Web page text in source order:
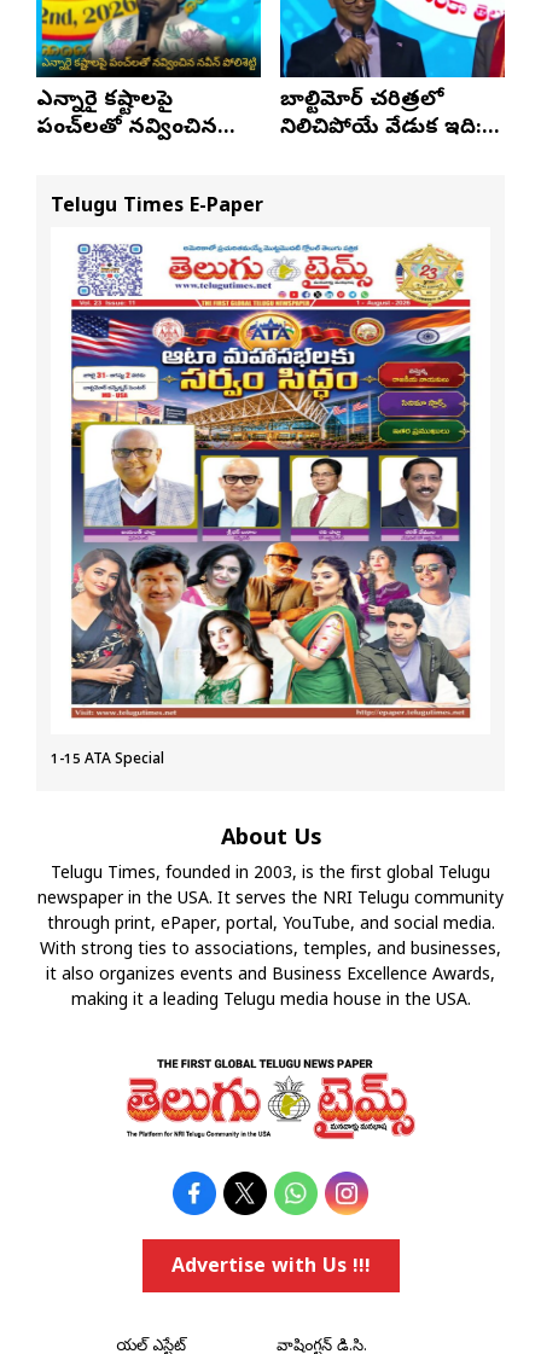
ఎన్నారై కష్టాలపై
పంచ్‌లతో నవ్వించిన
బాల్టిమోర్ చరిత్రలో
నిలిచిపోయే వేడుక ఇది:
Telugu Times E-Paper
1-15 ATA Special
About Us
Telugu Times, founded in 2003, is the first global Telugu
newspaper in the USA. It serves the NRI Telugu community
through print, ePaper, portal, YouTube, and social media.
With strong ties to associations, temples, and businesses,
it also organizes events and Business Excellence Awards,
making it a leading Telugu media house in the USA.
Advertise with Us !!!
రియల్ ఎస్టేట్ వాషింగ్టన్ డి.సి.